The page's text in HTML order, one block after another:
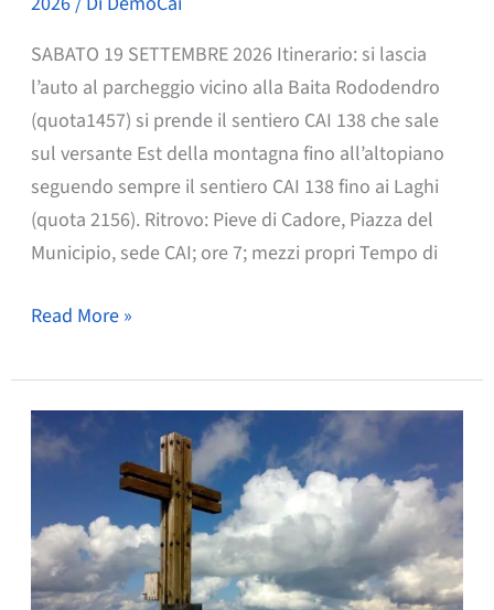
SABATO 19 SETTEMBRE 2026 Itinerario: si lascia
l’auto al parcheggio vicino alla Baita Rododendro
(quota1457) si prende il sentiero CAI 138 che sale
sul versante Est della montagna fino all’altopiano
seguendo sempre il sentiero CAI 138 fino ai Laghi
(quota 2156). Ritrovo: Pieve di Cadore, Piazza del
Municipio, sede CAI; ore 7; mezzi propri Tempo di
Laghi
(M
2156)
Read More »